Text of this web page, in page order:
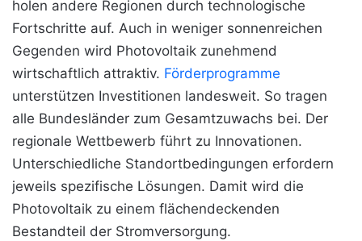
holen andere Regionen durch technologische
Fortschritte auf. Auch in weniger sonnenreichen
Gegenden wird Photovoltaik zunehmend
wirtschaftlich attraktiv. Förderprogramme
unterstützen Investitionen landesweit. So tragen
alle Bundesländer zum Gesamtzuwachs bei. Der
regionale Wettbewerb führt zu Innovationen.
Unterschiedliche Standortbedingungen erfordern
jeweils spezifische Lösungen. Damit wird die
Photovoltaik zu einem flächendeckenden
Bestandteil der Stromversorgung.